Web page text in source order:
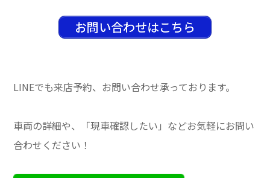
お問い合わせはこちら
LINEでも来店予約、お問い合わせ承っております。
車両の詳細や、「現車確認したい」などお気軽にお問い
合わせください！